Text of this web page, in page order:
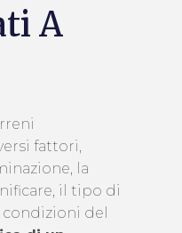
A
fattori,
la
il tipo di
del